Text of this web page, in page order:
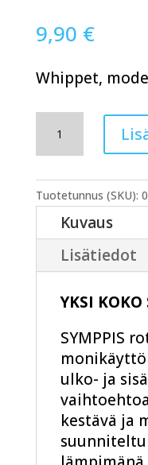
9,90 €
Whippet,
rotuhuivi
määrä
Tuotetunnus (SKU):
Kuvaus
Lisätiedot
YKSI
SYMPPIS
ulko- ja
kestävä ja